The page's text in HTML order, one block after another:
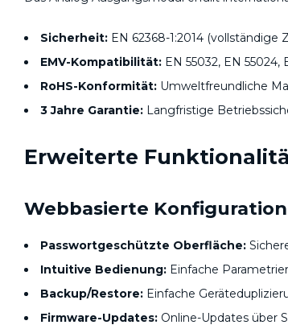
Sicherheit: EN 62368-1:2014 (vollständige
EMV-Kompatibilität: EN 55032, EN 55024,
RoHS-Konformität: Umweltfreundliche
3 Jahre Garantie: Langfristige
Erweiterte
Webbasierte Konfiguration
Passwortgeschützte Oberfläche:
Intuitive Bedienung: Einfache
Backup/Restore: Einfache
Firmware-Updates: Online-Updates über